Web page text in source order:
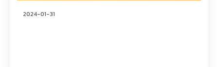
2024-01-31